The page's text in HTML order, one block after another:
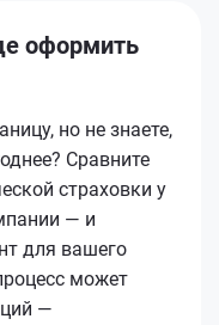
оформить
но не знаете,
Сравните
страховки у
— и
для вашего
может
—